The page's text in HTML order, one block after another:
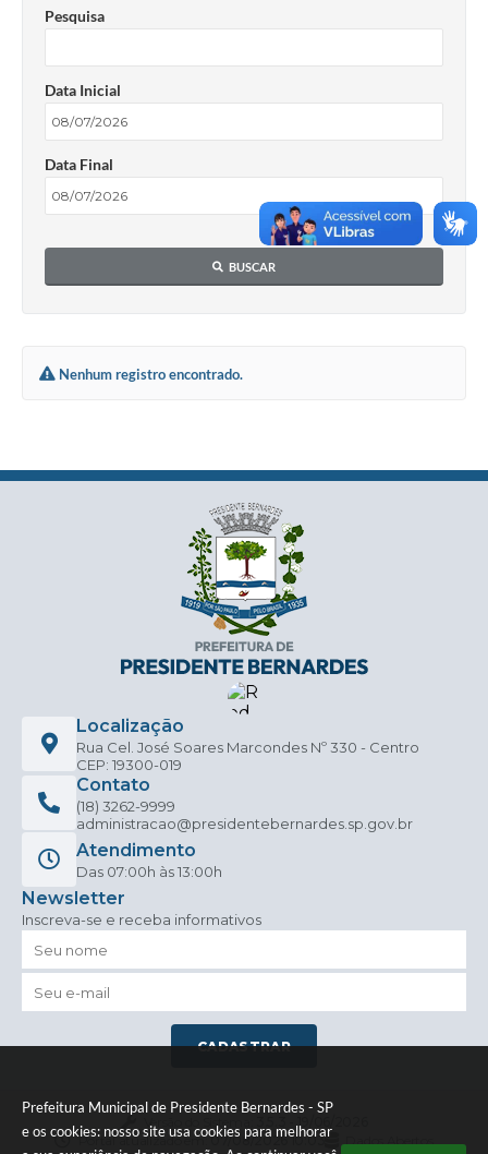
Prefeitura Municipal de Presidente Bernardes - SP
e os cookies: nosso site usa cookies para melhorar
Pesquisa
Data Inicial
Data Final
BUSCAR
Nenhum registro encontrado.
Localização
Rua Cel. José Soares Marcondes Nº 330 - Centro
CEP: 19300-019
Contato
(18) 3262-9999
administracao@presidentebernardes.sp.gov.br
Atendimento
Das 07:00h às 13:00h
Newsletter
Inscreva-se e receba informativos
CADASTRAR
Versão do Sistema:
3.5.3 - 19/06/2026
Portal atualizado em:07/08/2026 10:03 Dados Abertos